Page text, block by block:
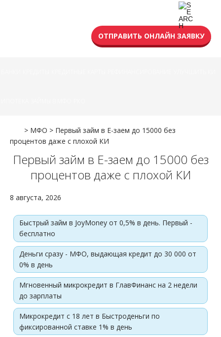
ОТПРАВИТЬ ОНЛАЙН ЗАЯВКУ
> МФО > Первый займ в Е-заем до 15000 без
процентов даже с плохой КИ
Первый займ в Е-заем до 15000 без
процентов даже с плохой КИ
8 августа, 2026
Быстрый займ в JoyMoney от 0,5% в день. Первый -
бесплатно
Деньги сразу - МФО, выдающая кредит до 30 000 от
0% в день
Мгновенный микрокредит в ГлавФинанс на 2 недели
до зарплаты
Микрокредит с 18 лет в Быстроденьги по
фиксированной ставке 1% в день